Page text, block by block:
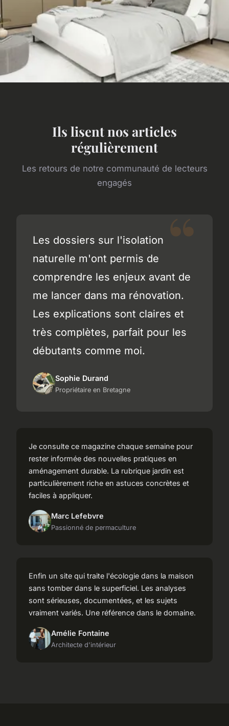
Ils lisent nos articles
régulièrement
Les retours de notre communauté de lecteurs
engagés
Les dossiers sur l'isolation
naturelle m'ont permis de
comprendre les enjeux avant de
me lancer dans ma rénovation.
Les explications sont claires et
très complètes, parfait pour les
débutants comme moi.
Sophie Durand
Propriétaire en Bretagne
Je consulte ce magazine chaque semaine pour
rester informée des nouvelles pratiques en
aménagement durable. La rubrique jardin est
particulièrement riche en astuces concrètes et
faciles à appliquer.
Marc Lefebvre
Passionné de permaculture
Enfin un site qui traite l'écologie dans la maison
sans tomber dans le superficiel. Les analyses
sont sérieuses, documentées, et les sujets
vraiment variés. Une référence dans le domaine.
Amélie Fontaine
Architecte d'intérieur